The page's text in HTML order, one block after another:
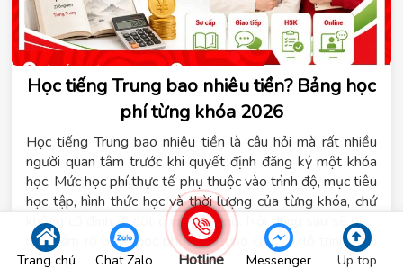
Học tiếng Trung bao nhiêu tiền? Bảng học
phí từng khóa 2026
Học tiếng Trung bao nhiêu tiền là câu hỏi mà rất nhiều
người quan tâm trước khi quyết định đăng ký một khóa
học. Mức học phí thực tế phụ thuộc vào trình độ, mục tiêu
học tập, hình thức học và thời lượng của từng khóa, chứ
không cố định ở một con số chung. Nội dung sau sẽ giúp
bạn nắm rõ bảng học phí theo từng cấp độ, lộ trình giao
tiếp, 4 kỹ năng, luyện thi HSK và hình thức học cấp tốc
Trang chủ Chat Zalo Hotline Messenger Up top